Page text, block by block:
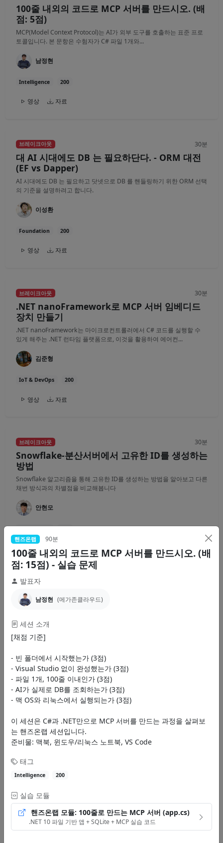
100줄 내외의 코드로 MCP 서버를 만드시오. (배
점: 5점)
MCP(Model Context Protocol)는 AI가 외부 도구를 호출하는 표준 프로
토콜입니다. 본 문항은 수험자가 C# 파일 1개와...
남정현
Intelligence 200
영상 자료
브레이크아웃 30분
대 AI 시대에도 DB 는 필요하단다. - ORM 대전
(EF vs Dapper)
AI 시대에도 DB 는 필요하고 닷넷으로 DB 를 핸들링하기 위한 ORM 선택
의 기준을 설명하려고 합니다.
이성환
Foundation 200
영상 자료
브레이크아웃 30분
.NET nanoFramework로 MCP 서버 임베디드
장치 만들기
.NET nanoFramework는 마이크로컨트롤러에서 C# 코드를 실행할 수
있게 해주는 .NET 런타임 플랫폼으로, 이것을 활용하여 에어컨...
김준형
IoT & DevOps 200
영상 자료
브레이크아웃 30분
Snowflake-분산서버에서 고유한 ID를 생성하는
방법
Snowflake 알고리즘을 통해 고유한 ID를 생성하는 방법을 알아보고 다른
채번 방식과의 차별점을 비교해봅니다
안현모
영상
Microsoft Agent Framework으로 에이전트 프
이 세션에서는 Microsoft Agent Framework를 처음 접하는 분들을 위해
프레임워크의 개념과 구조를 쉽게 소개합니다. 에이전트...
최흥배
Intelligence 200
영상
브레이크아웃
역할의 전환 - 개발자는 단순 작업자에서 AI 에이전트를 관리하고 최종 승
인하는 결정권자(Human-on-the-loop)이자...
김유신
Intelligence 200
핸즈온랩 90분
100줄 내외의 코드로 MCP 서버를 만드시오. (배
점: 15점) - 실습 문제
발표자
남정현 (메가존클라우드)
세션 소개
[채점 기준]
- 빈 폴더에서 시작했는가 (3점)
- Visual Studio 없이 완성했는가 (3점)
- 파일 1개, 100줄 이내인가 (3점)
- AI가 실제로 DB를 조회하는가 (3점)
- 맥 OS와 리눅스에서 실행되는가 (3점)
이 세션은 C#과 .NET만으로 MCP 서버를 만드는 과정을 살펴보
는 핸즈온랩 세션입니다.
준비물: 맥북, 윈도우/리눅스 노트북, VS Code
태그
Intelligence 200
실습 모듈
핸즈온랩 모듈: 100줄로 만드는 MCP 서버 (app.cs)
.NET 10 파일 기반 앱 + SQLite + MCP 실습 코드